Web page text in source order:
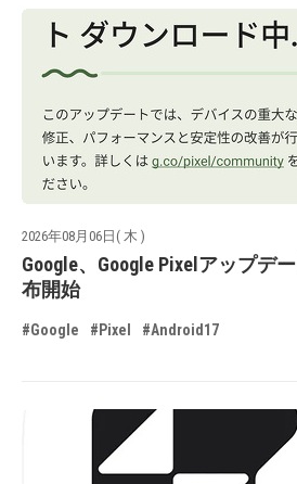
2026年08月06日( 木 )
Google、Google Pixelアップデ
布開始
#Google #Pixel #Android17